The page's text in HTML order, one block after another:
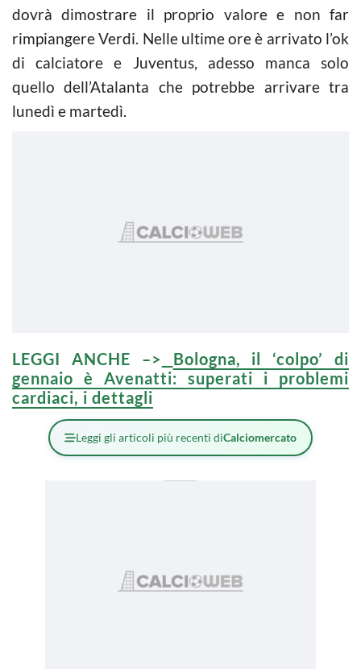
dovrà dimostrare il proprio valore e non far
rimpiangere Verdi. Nelle ultime ore è arrivato l’ok
di calciatore e Juventus, adesso manca solo
quello dell’Atalanta che potrebbe arrivare tra
lunedì e martedì.
LEGGI ANCHE –>
Bologna, il ‘colpo’ di
gennaio è Avenatti: superati i problemi
cardiaci, i dettagli
Leggi gli articoli più recenti diCalciomercato